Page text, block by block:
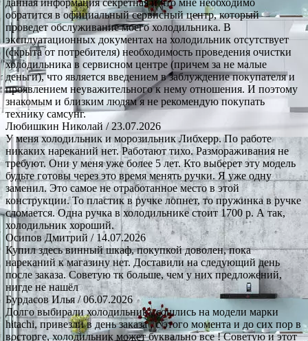
обратится в официальный сервисный центр, который
проведет обслуживание моего холодильника. В
эксплуатационных документах на холодильник отсутствует
(скрыта от потребителя) необходимость проведения очистки
холодильника в сервисном центре (причем за не малые
деньги), что является введением в заблуждение покупателя и
проявлением неуважительного к нему отношения. И поэтому
знакомым и близким людям я не рекомендую покупать
технику самсунг.
Любишкин Николай / 23.07.2026
У меня холодильник и морозильник Либхерр. По работе
никаких нареканий нет. Работают тихо. Размораживания не
требуют. Они у меня уже более 5 лет. Кто выберет эту модель
будьте готовы через это время менять ручки. Я уже одну
заменил. Это самое не отработанное место в этой
конструкции. То пластик в ручке лопнет, то пружинка в ручке
сломается. Одна ручка в холодильнике стоит 1700 р. А так,
холодильник хороший.
Осипов Дмитрий / 14.07.2026
Купил здесь винный шкаф, покупкой доволен, пока
нареканий к магазину нет. Доставили на следующий день
после заказа. Советую тк больше, чем у них предложений,
нигде не нашёл
Бурдасов Илья/ 06.07.2026
Долго выбирали холодильник , сошлись на модели марки
hitachi, привезли в день заказа , с этого момента и до сих пор в
восторге, холодильник может буквально все ! Советую и этот